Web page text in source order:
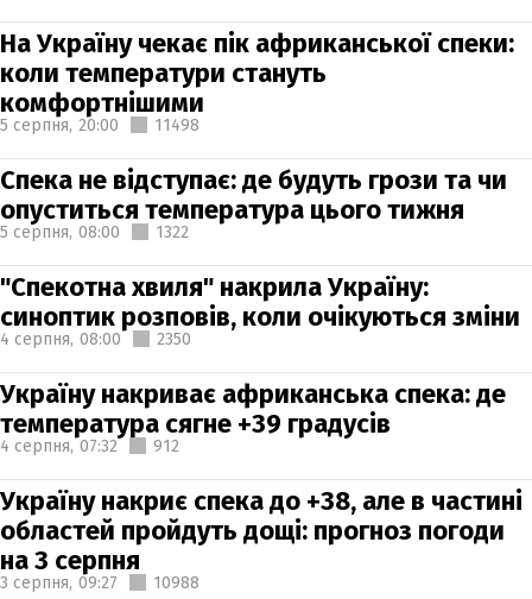
На Україну чекає пік африканської спеки:
коли температури стануть
комфортнішими
5 серпня, 20:00 11498
Спека не відступає: де будуть грози та чи
опуститься температура цього тижня
5 серпня, 08:00 1322
"Спекотна хвиля" накрила Україну:
синоптик розповів, коли очікуються зміни
4 серпня, 08:00 2350
Україну накриває африканська спека: де
температура сягне +39 градусів
4 серпня, 07:32 912
Україну накриє спека до +38, але в частині
областей пройдуть дощі: прогноз погоди
на 3 серпня
3 серпня, 09:27 10988